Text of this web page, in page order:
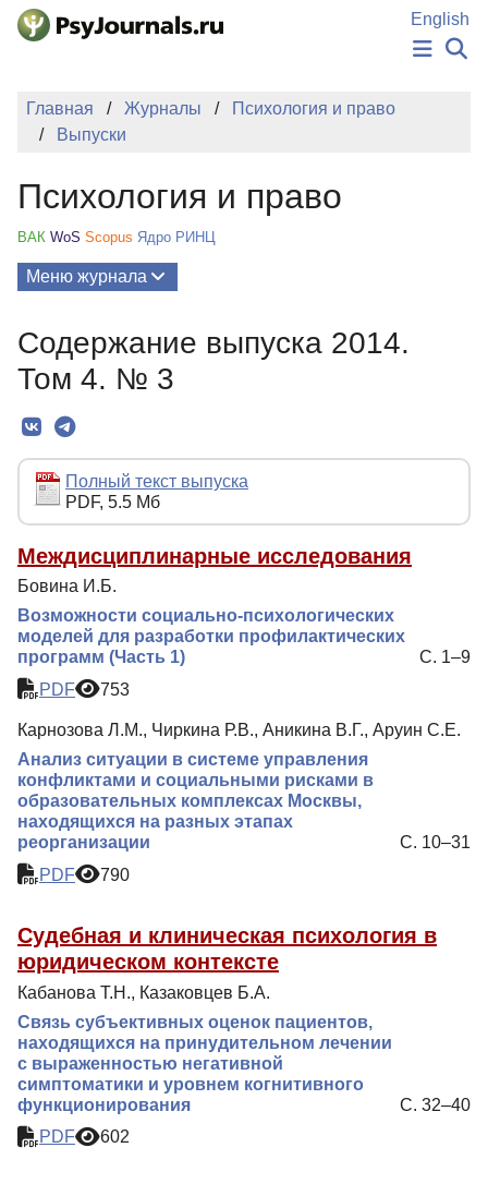
Перейти к основному содержанию
English
НОВОСТИ
БАЗА ЗНАНИЙ
КЛЮЧЕВЫЕ СЛОВА
Регистрация
Главная Журналы
Психология и право
Выпуски
Психология и право
ВАК WoS Scopus Ядро РИНЦ
Меню журнала
О Журнале
Редколлегия
Редакционная политика
Индексирование
Для авторов
Рубрики
Препринты
Контакты
Содержание выпуска 2014.
Том 4. № 3
Полный текст выпуска
PDF, 5.5 Мб
Междисциплинарные исследования
Бовина И.Б.
Возможности социально-психологических
моделей для разработки профилактических
программ (Часть 1)
С. 1–9
PDF
753
Карнозова Л.М., Чиркина Р.В., Аникина В.Г., Аруин С.Е.
Анализ ситуации в системе управления
конфликтами и социальными рисками в
образовательных комплексах Москвы,
находящихся на разных этапах
реорганизации
С. 10–31
PDF
790
Судебная и клиническая психология в
юридическом контексте
Кабанова Т.Н., Казаковцев Б.А.
Связь субъективных оценок пациентов,
находящихся на принудительном лечении
с выраженностью негативной
симптоматики и уровнем когнитивного
функционирования
С. 32–40
PDF
602